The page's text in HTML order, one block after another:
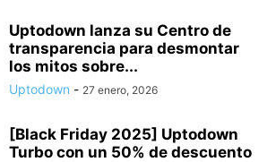
Uptodown lanza su Centro de
transparencia para desmontar
los mitos sobre...
Uptodown - 27 enero, 2026
[Black Friday 2025] Uptodown
Turbo con un 50% de descuento